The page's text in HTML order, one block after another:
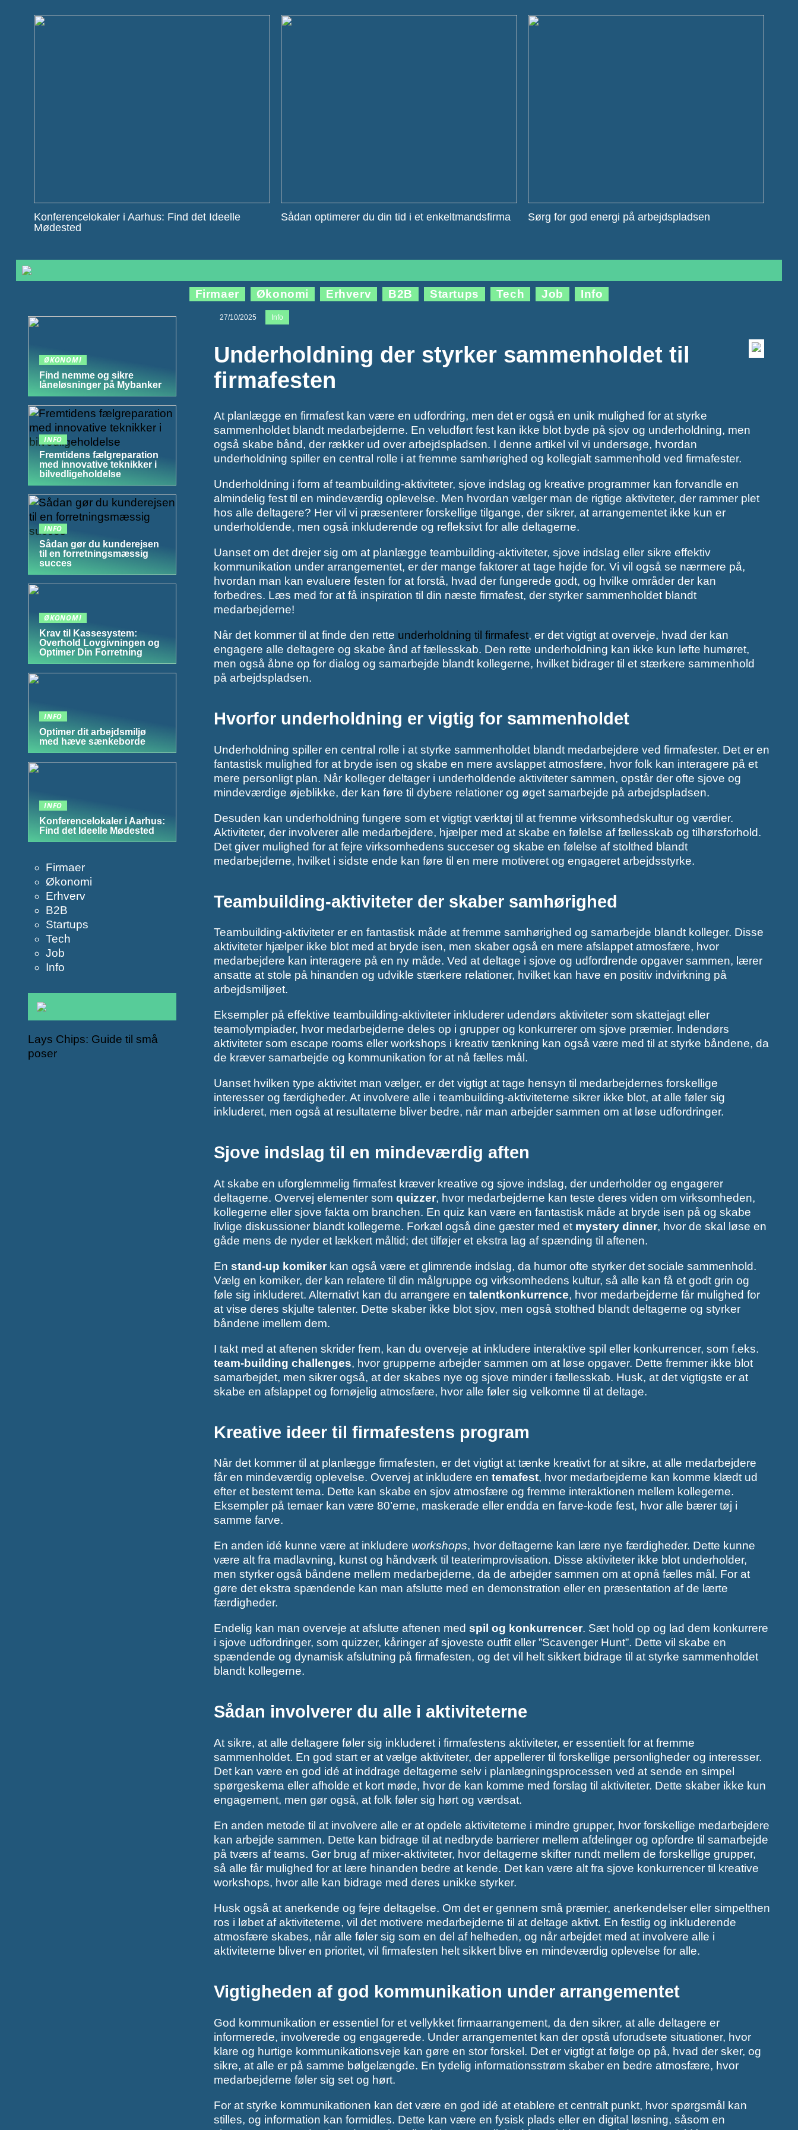
Konferencelokaler i Aarhus: Find det Ideelle
Mødested
Sådan optimerer du din tid i et enkeltmandsfirma Sørg for god energi på arbejdspladsen
Firmaer Økonomi Erhverv B2B Startups Tech Job Info
27/10/2025 Info
Underholdning der styrker sammenholdet til
firmafesten
At planlægge en firmafest kan være en udfordring, men det er også en unik mulighed for at styrke
sammenholdet blandt medarbejderne. En veludført fest kan ikke blot byde på sjov og underholdning, men
også skabe bånd, der rækker ud over arbejdspladsen. I denne artikel vil vi undersøge, hvordan
underholdning spiller en central rolle i at fremme samhørighed og kollegialt sammenhold ved firmafester.
Underholdning i form af teambuilding-aktiviteter, sjove indslag og kreative programmer kan forvandle en
almindelig fest til en mindeværdig oplevelse. Men hvordan vælger man de rigtige aktiviteter, der rammer plet
hos alle deltagere? Her vil vi præsenterer forskellige tilgange, der sikrer, at arrangementet ikke kun er
underholdende, men også inkluderende og refleksivt for alle deltagerne.
Uanset om det drejer sig om at planlægge teambuilding-aktiviteter, sjove indslag eller sikre effektiv
kommunikation under arrangementet, er der mange faktorer at tage højde for. Vi vil også se nærmere på,
hvordan man kan evaluere festen for at forstå, hvad der fungerede godt, og hvilke områder der kan
forbedres. Læs med for at få inspiration til din næste firmafest, der styrker sammenholdet blandt
medarbejderne!
Når det kommer til at finde den rette underholdning til firmafest, er det vigtigt at overveje, hvad der kan
engagere alle deltagere og skabe ånd af fællesskab. Den rette underholdning kan ikke kun løfte humøret,
men også åbne op for dialog og samarbejde blandt kollegerne, hvilket bidrager til et stærkere sammenhold
på arbejdspladsen.
Hvorfor underholdning er vigtig for sammenholdet
Underholdning spiller en central rolle i at styrke sammenholdet blandt medarbejdere ved firmafester. Det er en
fantastisk mulighed for at bryde isen og skabe en mere avslappet atmosfære, hvor folk kan interagere på et
mere personligt plan. Når kolleger deltager i underholdende aktiviteter sammen, opstår der ofte sjove og
mindeværdige øjeblikke, der kan føre til dybere relationer og øget samarbejde på arbejdspladsen.
Desuden kan underholdning fungere som et vigtigt værktøj til at fremme virksomhedskultur og værdier.
Aktiviteter, der involverer alle medarbejdere, hjælper med at skabe en følelse af fællesskab og tilhørsforhold.
Det giver mulighed for at fejre virksomhedens succeser og skabe en følelse af stolthed blandt
medarbejderne, hvilket i sidste ende kan føre til en mere motiveret og engageret arbejdsstyrke.
Teambuilding-aktiviteter der skaber samhørighed
Teambuilding-aktiviteter er en fantastisk måde at fremme samhørighed og samarbejde blandt kolleger. Disse
aktiviteter hjælper ikke blot med at bryde isen, men skaber også en mere afslappet atmosfære, hvor
medarbejdere kan interagere på en ny måde. Ved at deltage i sjove og udfordrende opgaver sammen, lærer
ansatte at stole på hinanden og udvikle stærkere relationer, hvilket kan have en positiv indvirkning på
arbejdsmiljøet.
Eksempler på effektive teambuilding-aktiviteter inkluderer udendørs aktiviteter som skattejagt eller
teamolympiader, hvor medarbejderne deles op i grupper og konkurrerer om sjove præmier. Indendørs
aktiviteter som escape rooms eller workshops i kreativ tænkning kan også være med til at styrke båndene, da
de kræver samarbejde og kommunikation for at nå fælles mål.
Uanset hvilken type aktivitet man vælger, er det vigtigt at tage hensyn til medarbejdernes forskellige
interesser og færdigheder. At involvere alle i teambuilding-aktiviteterne sikrer ikke blot, at alle føler sig
inkluderet, men også at resultaterne bliver bedre, når man arbejder sammen om at løse udfordringer.
Sjove indslag til en mindeværdig aften
At skabe en uforglemmelig firmafest kræver kreative og sjove indslag, der underholder og engagerer
deltagerne. Overvej elementer som quizzer, hvor medarbejderne kan teste deres viden om virksomheden,
kollegerne eller sjove fakta om branchen. En quiz kan være en fantastisk måde at bryde isen på og skabe
livlige diskussioner blandt kollegerne. Forkæl også dine gæster med et mystery dinner, hvor de skal løse en
gåde mens de nyder et lækkert måltid; det tilføjer et ekstra lag af spænding til aftenen.
En stand-up komikerkan også være et glimrende indslag, da humor ofte styrker det sociale sammenhold.
Vælg en komiker, der kan relatere til din målgruppe og virksomhedens kultur, så alle kan få et godt grin og
føle sig inkluderet. Alternativt kan du arrangere en talentkonkurrence, hvor medarbejderne får mulighed for
at vise deres skjulte talenter. Dette skaber ikke blot sjov, men også stolthed blandt deltagerne og styrker
båndene imellem dem.
I takt med at aftenen skrider frem, kan du overveje at inkludere interaktive spil eller konkurrencer, som f.eks.
team-building challenges, hvor grupperne arbejder sammen om at løse opgaver. Dette fremmer ikke blot
samarbejdet, men sikrer også, at der skabes nye og sjove minder i fællesskab. Husk, at det vigtigste er at
skabe en afslappet og fornøjelig atmosfære, hvor alle føler sig velkomne til at deltage.
Kreative ideer til firmafestens program
Når det kommer til at planlægge firmafesten, er det vigtigt at tænke kreativt for at sikre, at alle medarbejdere
får en mindeværdig oplevelse. Overvej at inkludere en temafest, hvor medarbejderne kan komme klædt ud
efter et bestemt tema. Dette kan skabe en sjov atmosfære og fremme interaktionen mellem kollegerne.
Eksempler på temaer kan være 80’erne, maskerade eller endda en farve-kode fest, hvor alle bærer tøj i
samme farve.
En anden idé kunne være at inkludere workshops, hvor deltagerne kan lære nye færdigheder. Dette kunne
være alt fra madlavning, kunst og håndværk til teaterimprovisation. Disse aktiviteter ikke blot underholder,
men styrker også båndene mellem medarbejderne, da de arbejder sammen om at opnå fælles mål. For at
gøre det ekstra spændende kan man afslutte med en demonstration eller en præsentation af de lærte
færdigheder.
Endelig kan man overveje at afslutte aftenen med spil og konkurrencer. Sæt hold op og lad dem konkurrere
i sjove udfordringer, som quizzer, kåringer af sjoveste outfit eller ”Scavenger Hunt”. Dette vil skabe en
spændende og dynamisk afslutning på firmafesten, og det vil helt sikkert bidrage til at styrke sammenholdet
blandt kollegerne.
Sådan involverer du alle i aktiviteterne
At sikre, at alle deltagere føler sig inkluderet i firmafestens aktiviteter, er essentielt for at fremme
sammenholdet. En god start er at vælge aktiviteter, der appellerer til forskellige personligheder og interesser.
Det kan være en god idé at inddrage deltagerne selv i planlægningsprocessen ved at sende en simpel
spørgeskema eller afholde et kort møde, hvor de kan komme med forslag til aktiviteter. Dette skaber ikke kun
engagement, men gør også, at folk føler sig hørt og værdsat.
En anden metode til at involvere alle er at opdele aktiviteterne i mindre grupper, hvor forskellige medarbejdere
kan arbejde sammen. Dette kan bidrage til at nedbryde barrierer mellem afdelinger og opfordre til samarbejde
på tværs af teams. Gør brug af mixer-aktiviteter, hvor deltagerne skifter rundt mellem de forskellige grupper,
så alle får mulighed for at lære hinanden bedre at kende. Det kan være alt fra sjove konkurrencer til kreative
workshops, hvor alle kan bidrage med deres unikke styrker.
Husk også at anerkende og fejre deltagelse. Om det er gennem små præmier, anerkendelser eller simpelthen
ros i løbet af aktiviteterne, vil det motivere medarbejderne til at deltage aktivt. En festlig og inkluderende
atmosfære skabes, når alle føler sig som en del af helheden, og når arbejdet med at involvere alle i
aktiviteterne bliver en prioritet, vil firmafesten helt sikkert blive en mindeværdig oplevelse for alle.
Vigtigheden af god kommunikation under arrangementet
God kommunikation er essentiel for et vellykket firmaarrangement, da den sikrer, at alle deltagere er
informerede, involverede og engagerede. Under arrangementet kan der opstå uforudsete situationer, hvor
klare og hurtige kommunikationsveje kan gøre en stor forskel. Det er vigtigt at følge op på, hvad der sker, og
sikre, at alle er på samme bølgelængde. En tydelig informationsstrøm skaber en bedre atmosfære, hvor
medarbejderne føler sig set og hørt.
For at styrke kommunikationen kan det være en god idé at etablere et centralt punkt, hvor spørgsmål kan
stilles, og information kan formidles. Dette kan være en fysisk plads eller en digital løsning, såsom en
ØKONOMI
Find nemme og sikre
låneløsninger på Mybanker
INFO
Fremtidens fælgreparation
med innovative teknikker i
bilvedligeholdelse
INFO
Sådan gør du kunderejsen
til en forretningsmæssig
succes
ØKONOMI
Krav til Kassesystem:
Overhold Lovgivningen og
Optimer Din Forretning
INFO
Optimer dit arbejdsmiljø
med hæve sænkeborde
INFO
Konferencelokaler i Aarhus:
Find det Ideelle Mødested
Firmaer
Økonomi
Erhverv
B2B
Startups
Tech
Job
Info
Lays Chips: Guide til små
poser